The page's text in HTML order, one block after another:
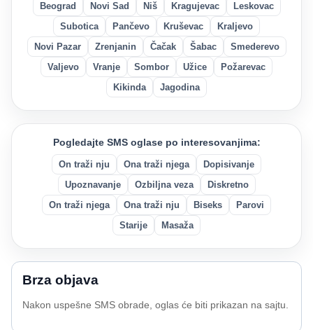
Beograd Novi Sad Niš Kragujevac
Leskovac
Subotica
Pančevo Kruševac
Kraljevo
Novi Pazar
Zrenjanin Čačak Šabac
Smederevo
Valjevo
Vranje Sombor Užice
Požarevac
Kikinda
Jagodina
Pogledajte SMS oglase po interesovanjima:
On traži nju Ona traži njega
Dopisivanje
Upoznavanje
Ozbiljna veza
Diskretno
On traži njega
Ona traži nju Biseks
Parovi
Starije
Masaža
Brza objava
Nakon uspešne SMS obrade, oglas će biti prikazan na sajtu.